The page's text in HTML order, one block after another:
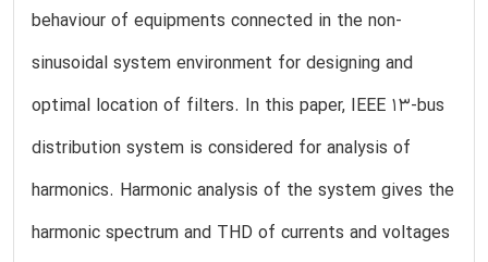
behaviour of equipments connected in the non-
sinusoidal system environment for designing and
optimal location of filters. In this paper, IEEE 13-bus
distribution system is considered for analysis of
harmonics. Harmonic analysis of the system gives the
harmonic spectrum and THD of currents and voltages